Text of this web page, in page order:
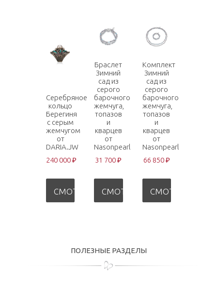
Серебряное
кольцо
Берегиня
с серым
жемчугом
от
DARIA.JW
240 000 ₽
СМОТРЕТЬ
Браслет
Зимний
сад из
серого
барочного
жемчуга,
топазов
и
кварцев
от
Nasonpearl
31 700 ₽
СМОТРЕТЬ
Комплект
Зимний
сад из
серого
барочного
жемчуга,
топазов
и
кварцев
от
Nasonpearl
66 850 ₽
СМОТРЕТЬ
ПОЛЕЗНЫЕ РАЗДЕЛЫ